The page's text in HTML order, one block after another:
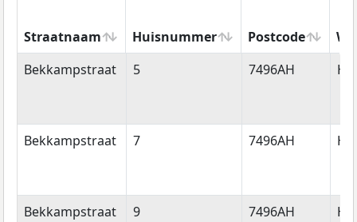
Straatnaam Huisnummer Postcode
Straatnaam
Huisnummer Postcode
Bekkampstraat 5 7496AH
Bekkampstraat 7 7496AH
Bekkampstraat 9 7496AH